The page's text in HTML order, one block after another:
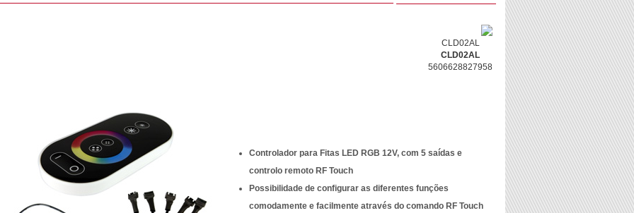
CLD02AL
CLD02AL
5606628827958
Controlador para Fitas LED RGB 12V, com 5 saídas e
controlo remoto RF Touch
Possibilidade de configurar as diferentes funções
comodamente e facilmente através do comando RF Touch